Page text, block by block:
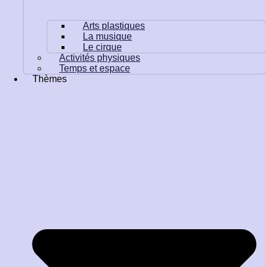
Arts plastiques
La musique
Le cirque
Activités physiques
Temps et espace
Thèmes